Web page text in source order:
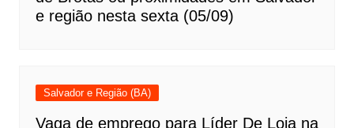
e região nesta sexta (05/09)
Salvador e Região (BA)
Vaga de emprego para Líder De Loja na